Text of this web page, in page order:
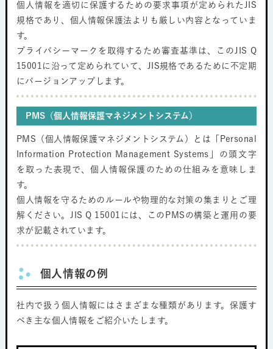
個人情報を適切に保護するための要求事項が定められたJIS
規格であり、個人情報保護法よりも厳しい内容となっていま
す。
プライバシーマークを取得するため審査基準は、このJIS Q
15001に沿って定められていて、JIS規格であるために不定期
にバージョンアップします。
PMS（個人情報保護マネジメントシステム）
PMS（個人情報保護マネジメントシステム）とは「Personal
Information Protection Management Systems」の頭文字
を取った表現で、個人情報保護のための仕組みを意味しま
す。
個人情報を守るためのルールや物理的な対策の集まりとご理
解ください。JIS Q 15001には、このPMSの構築と運用の要
求が記載されています。
個人情報の例
社内で扱う個人情報にはさまざまな種類があります。保護す
べき主な個人情報をご紹介いたします。